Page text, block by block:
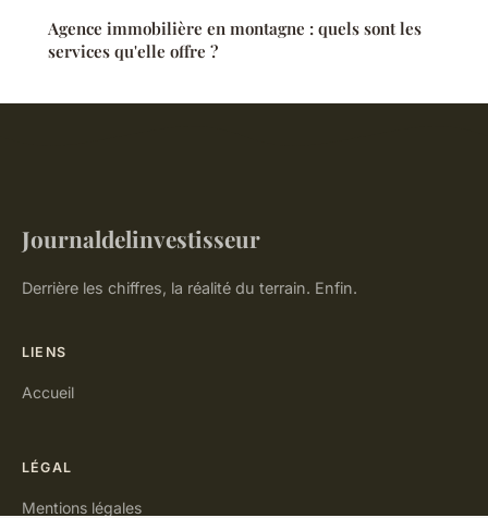
Agence immobilière en montagne : quels sont les
services qu'elle offre ?
Journaldelinvestisseur
Derrière les chiffres, la réalité du terrain. Enfin.
LIENS
Accueil
LÉGAL
Mentions légales